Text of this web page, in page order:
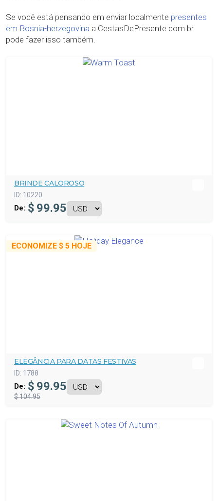
Se você está pensando em enviar localmente presentes
em Bosnia-herzegovina a CestasDePresente.com.br
pode fazer isso também.
BRINDE CALOROSO
ID: 10220
De: $ 99.95
ECONOMIZE $ 5 HOJE
ELEGÂNCIA PARA DATAS FESTIVAS
ID: 1788
De: $ 99.95
$ 104.95